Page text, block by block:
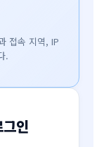
접속 지역, IP
.
인